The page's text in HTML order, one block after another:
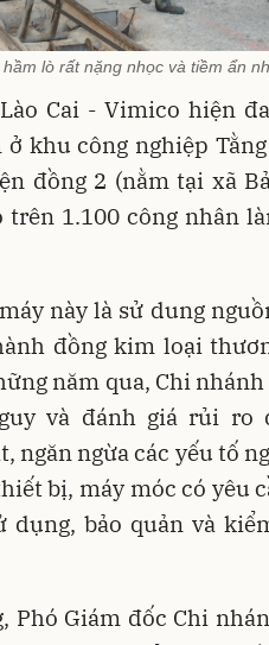
lò rất nặng nhọc và tiềm ẩn
Cai - Vimico hiện
khu công nghiệp
đồng 2 (nằm tại xã
1.100 công nhân
này là sử dung
đồng kim loại
năm qua, Chi
và đánh giá rủi ro
ngăn ngừa các yếu tố
bị, máy móc có yêu
dụng, bảo quản và
Phó Giám đốc Chi